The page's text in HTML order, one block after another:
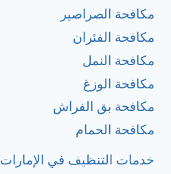
مكافحة الصراصير
مكافحة الفئران
مكافحة النمل
مكافحة الوزغ
مكافحة بق الفراش
مكافحة الحمام
خدمات التنظيف في الإمارات